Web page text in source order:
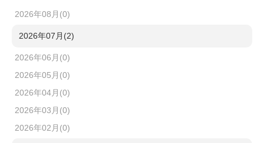
2026年08月(0)
2026年07月(2)
2026年06月(0)
2026年05月(0)
2026年04月(0)
2026年03月(0)
2026年02月(0)